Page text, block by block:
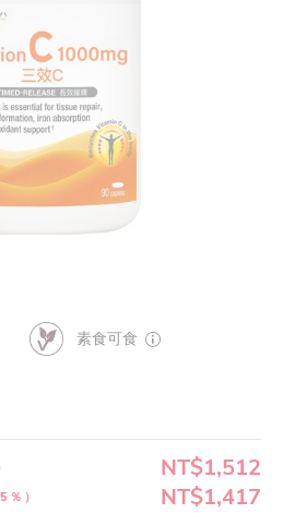
素食可食
NT$1,512
） NT$1,417